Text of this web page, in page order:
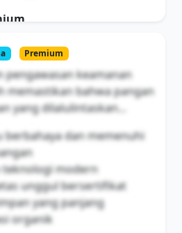
Premium
pengawasan keamanan
memastikan bahwa pangan
yang dilalulintaskan...
berbahaya dan memenuhi
teknologi modern
unggul bersertifikat
yang panjang
organik